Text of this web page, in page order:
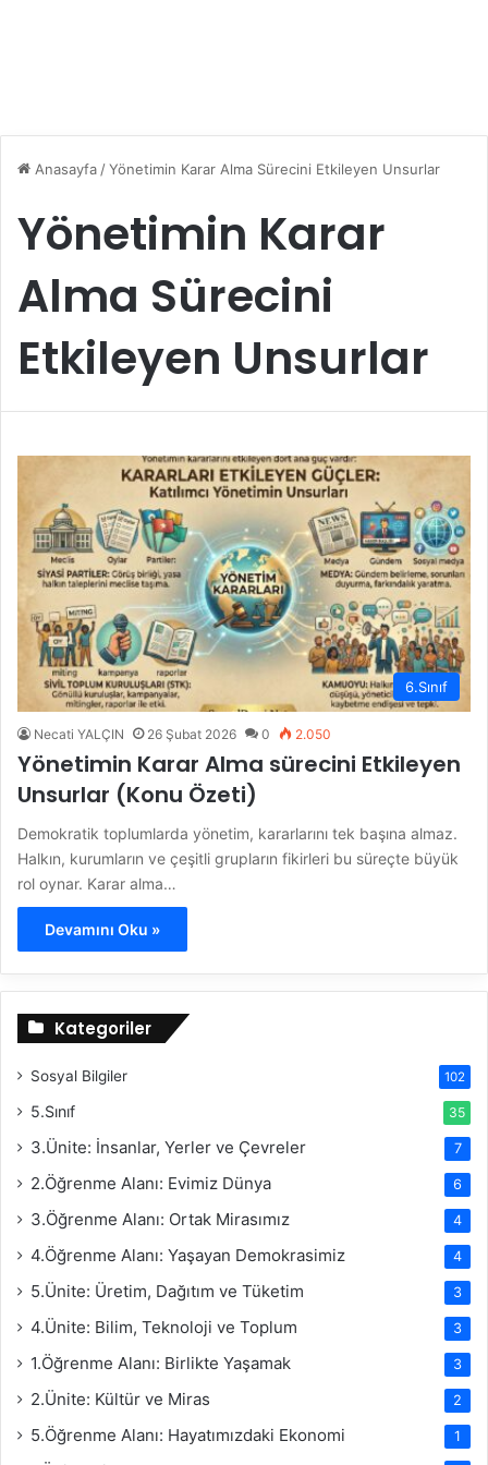
Anasayfa /Yönetimin Karar Alma Sürecini Etkileyen Unsurlar
Yönetimin Karar
Alma Sürecini
Etkileyen Unsurlar
6.Sınıf
Necati YALÇIN 26 Şubat 2026 0 2.050
Yönetimin Karar Alma sürecini Etkileyen
Unsurlar (Konu Özeti)
Demokratik toplumlarda yönetim, kararlarını tek başına almaz.
Halkın, kurumların ve çeşitli grupların fikirleri bu süreçte büyük
rol oynar. Karar alma…
Devamını Oku »
Kategoriler
Sosyal Bilgiler 102
5.Sınıf 35
3.Ünite: İnsanlar, Yerler ve Çevreler 7
2.Öğrenme Alanı: Evimiz Dünya 6
3.Öğrenme Alanı: Ortak Mirasımız 4
4.Öğrenme Alanı: Yaşayan Demokrasimiz 4
5.Ünite: Üretim, Dağıtım ve Tüketim 3
4.Ünite: Bilim, Teknoloji ve Toplum 3
1.Öğrenme Alanı: Birlikte Yaşamak 3
2.Ünite: Kültür ve Miras 2
5.Öğrenme Alanı: Hayatımızdaki Ekonomi 1